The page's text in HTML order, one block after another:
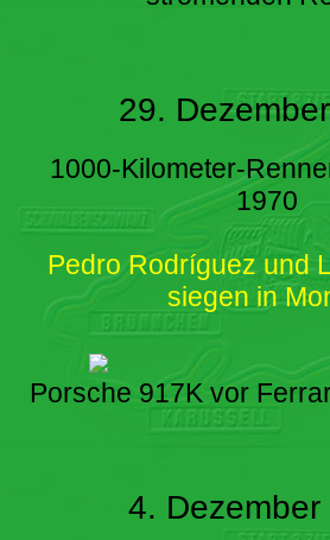
29.
1000-Kilometer-
1970
Pedro Rodríguez und
siegen in
Porsche 917K vor
4. Dezember